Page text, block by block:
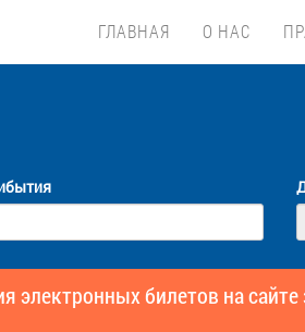
ГЛАВНАЯ О НАС
электронных билетов на